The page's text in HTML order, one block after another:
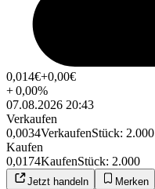
0,014€+0,00€
+0,00%
07.08.2026 20:43
Verkaufen
0,0034VerkaufenStück: 2.000
Kaufen
0,0174KaufenStück: 2.000
Jetzt handeln Merken